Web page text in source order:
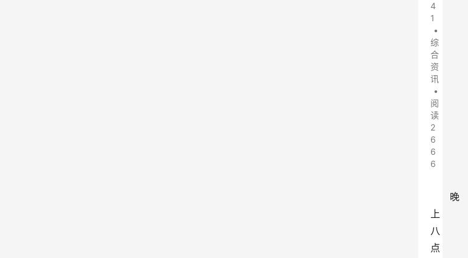
4
1
•
综
合
资
讯
•
阅
读
2
6
6
6
晚
上
八
点